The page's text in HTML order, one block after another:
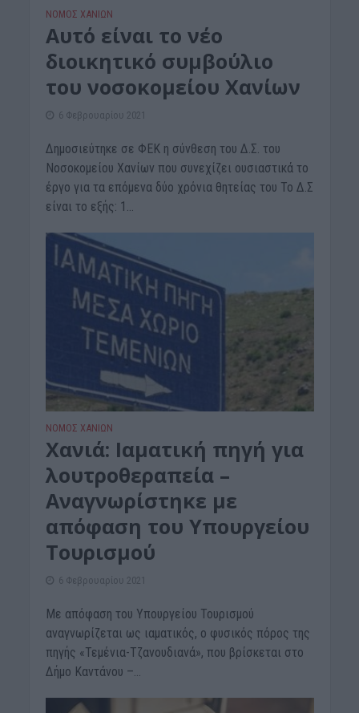
ΝΟΜΌΣ ΧΑΝΊΩΝ
Αυτό είναι το νέο
διοικητικό συμβούλιο
του νοσοκομείου Χανίων
6 Φεβρουαρίου 2021
Δημοσιεύτηκε σε ΦΕΚ η σύνθεση του Δ.Σ. του
Νοσοκομείου Χανίων που συνεχίζει ουσιαστικά το
έργο για τα επόμενα δύο χρόνια θητείας του Το Δ.Σ
είναι το εξής: 1...
ΝΟΜΌΣ ΧΑΝΊΩΝ
Χανιά: Ιαματική πηγή για
λουτροθεραπεία –
Αναγνωρίστηκε με
απόφαση του Υπουργείου
Τουρισμού
6 Φεβρουαρίου 2021
Με απόφαση του Υπουργείου Τουρισμού
αναγνωρίζεται ως ιαματικός, ο φυσικός πόρος της
πηγής «Τεμένια-Τζανουδιανά», που βρίσκεται στο
Δήμο Καντάνου –...